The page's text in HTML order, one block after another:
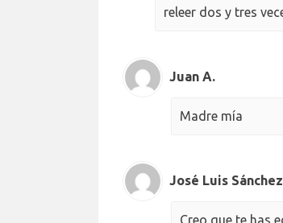
releer dos y tres
Juan A.
Madre mía
José Luis
Creo que te has